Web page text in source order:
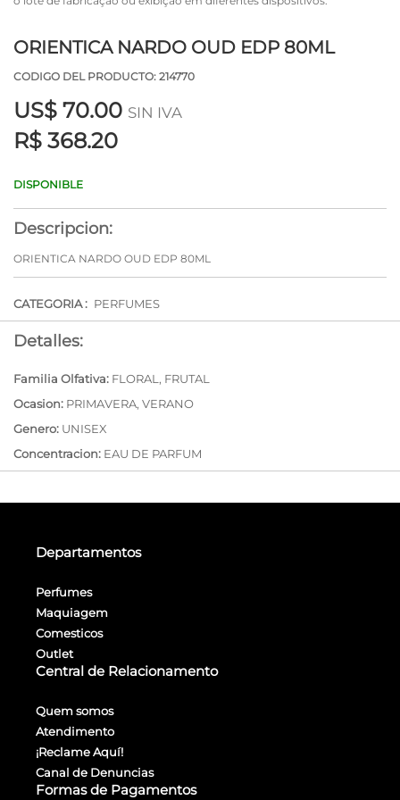
ORIENTICA NARDO OUD EDP 80ML
CODIGO DEL PRODUCTO: 214770
US$ 70.00 SIN IVA
R$ 368.20
DISPONIBLE
Descripcion:
ORIENTICA NARDO OUD EDP 80ML
CATEGORIA : PERFUMES
Detalles:
Familia Olfativa: FLORAL, FRUTAL
Ocasion: PRIMAVERA, VERANO
Genero: UNISEX
Concentracion: EAU DE PARFUM
Departamentos
Perfumes
Maquiagem
Comesticos
Outlet
Central de Relacionamento
Quem somos
Atendimento
¡Reclame Aquí!
Canal de Denuncias
Formas de Pagamentos